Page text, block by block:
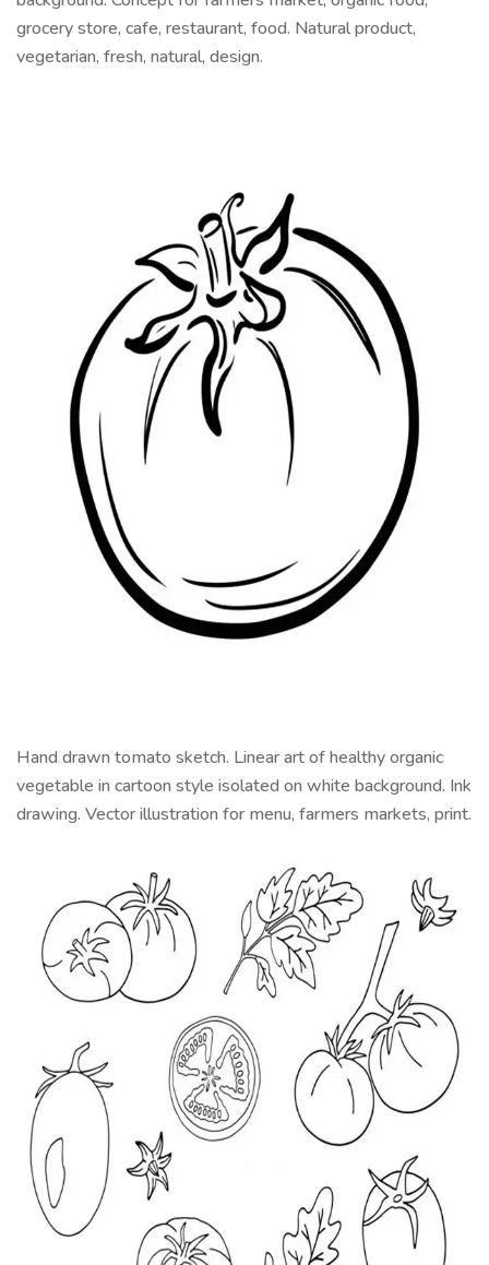
grocery store, cafe, restaurant, food. Natural product,
vegetarian, fresh, natural, design.
Hand drawn tomato sketch. Linear art of healthy organic
vegetable in cartoon style isolated on white background. Ink
drawing. Vector illustration for menu, farmers markets, print.